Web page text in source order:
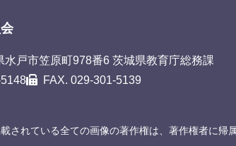
水戸市笠原町978番6 茨城県教育庁総務課
FAX. 029-301-5139
されている全ての画像の著作権は、著作権者に帰